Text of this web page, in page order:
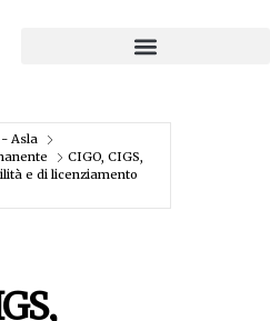
Asla
CIGO, CIGS,
e di licenziamento